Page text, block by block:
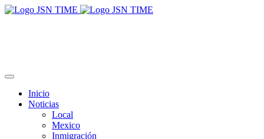
Inicio
Noticias
Local
Mexico
Inmigración